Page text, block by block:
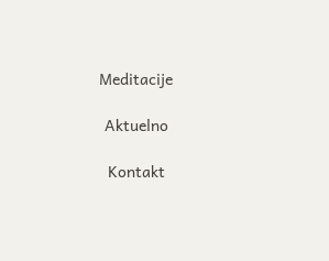
Meditacije
Aktuelno
Kontakt